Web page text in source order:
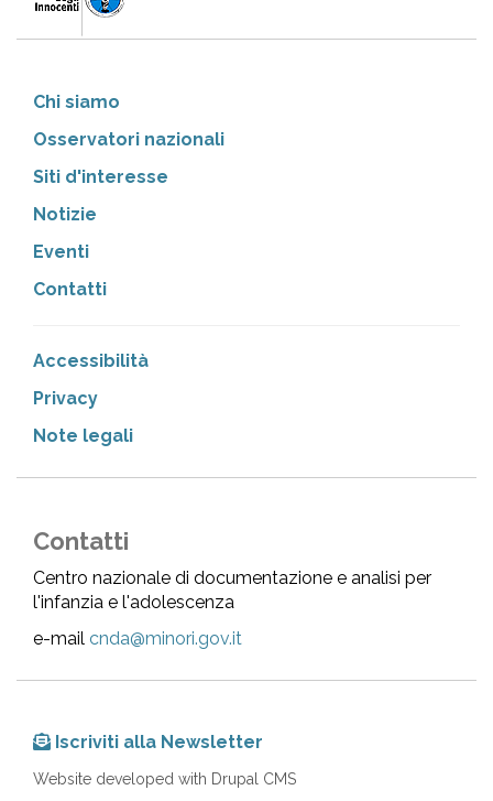
Chi siamo
Osservatori nazionali
Siti d'interesse
Notizie
Eventi
Contatti
Accessibilità
Privacy
Note legali
Contatti
Centro nazionale di documentazione e analisi per
l'infanzia e l'adolescenza
e-mail cnda@minori.gov.it
Iscriviti alla Newsletter
Website developed with Drupal CMS